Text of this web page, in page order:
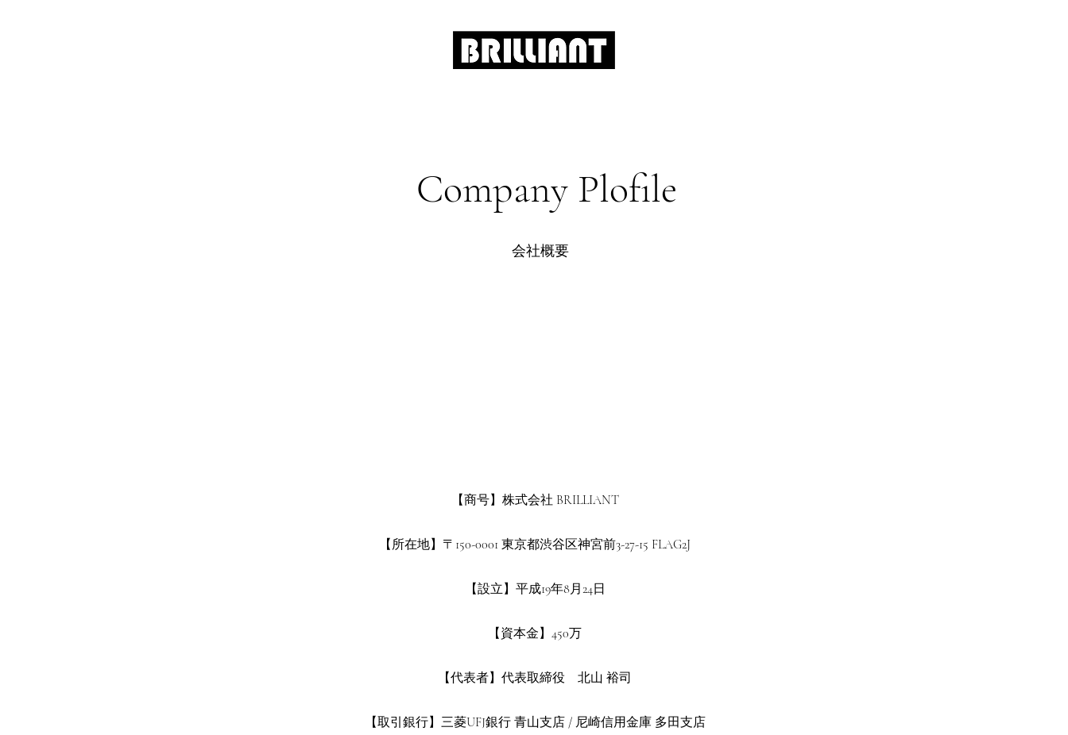
Company Plofile
​会社概要
【商号】株式会社 BRILLIANT
【所在地】〒150-0001 東京都渋谷区神宮前3-27-15 FLAG2J
【設立】平成19年8月24日
【資本金】450万
【代表者】代表取締役 北山 裕司
【取引銀行】三菱UFJ銀行 青山支店 / 尼崎信用金庫 多田支店